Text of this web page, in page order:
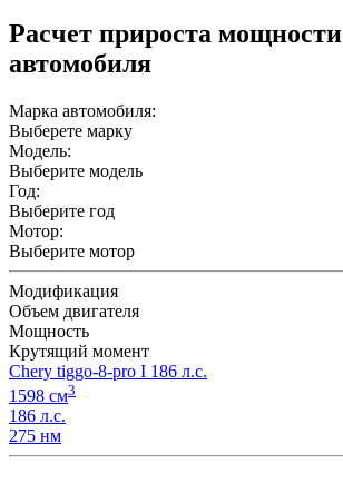
Расчет прироста мощности
автомобиля
Марка автомобиля:
Выберете марку
Модель:
Выберите модель
Год:
Выберите год
Мотор:
Выберите мотор
Модификация
Объем двигателя
Мощность
Крутящий момент
Chery tiggo-8-pro I 186 л.с.
1598 см3
186 л.с.
275 нм